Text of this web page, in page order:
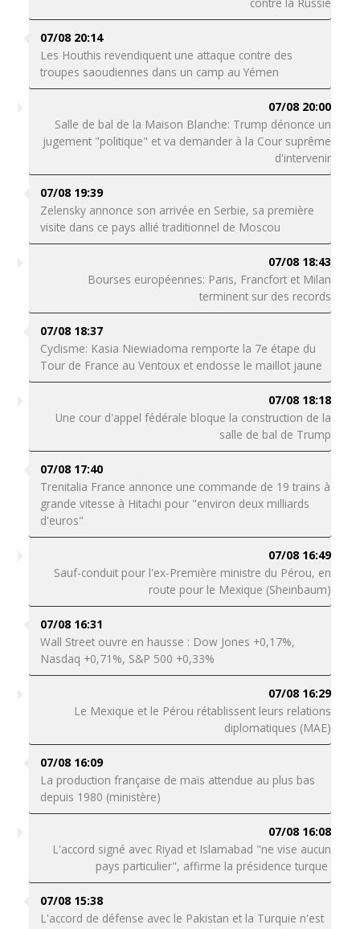
07/08 20:14
Les Houthis revendiquent une attaque contre des
troupes saoudiennes dans un camp au Yémen
07/08 20:00
Salle de bal de la Maison Blanche: Trump dénonce un
jugement "politique" et va demander à la Cour suprême
d'intervenir
07/08 19:39
Zelensky annonce son arrivée en Serbie, sa première
visite dans ce pays allié traditionnel de Moscou
07/08 18:43
Bourses européennes: Paris, Francfort et Milan
terminent sur des records
07/08 18:37
Cyclisme: Kasia Niewiadoma remporte la 7e étape du
Tour de France au Ventoux et endosse le maillot jaune
07/08 18:18
Une cour d'appel fédérale bloque la construction de la
salle de bal de Trump
07/08 17:40
Trenitalia France annonce une commande de 19 trains à
grande vitesse à Hitachi pour "environ deux milliards
d'euros"
07/08 16:49
Sauf-conduit pour l'ex-Première ministre du Pérou, en
route pour le Mexique (Sheinbaum)
07/08 16:31
Wall Street ouvre en hausse : Dow Jones +0,17%,
Nasdaq +0,71%, S&P 500 +0,33%
07/08 16:29
Le Mexique et le Pérou rétablissent leurs relations
diplomatiques (MAE)
07/08 16:09
La production française de maïs attendue au plus bas
depuis 1980 (ministère)
07/08 16:08
L'accord signé avec Riyad et Islamabad "ne vise aucun
pays particulier", affirme la présidence turque
07/08 15:38
L'accord de défense avec le Pakistan et la Turquie n'est